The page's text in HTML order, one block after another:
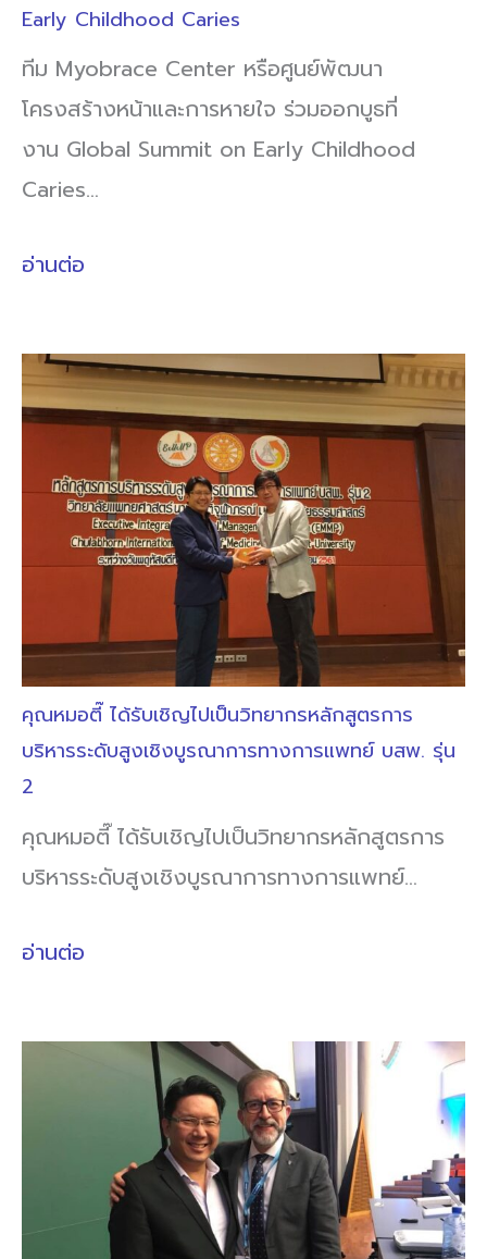
Early Childhood Caries
ทีม Myobrace Center หรือศูนย์พัฒนา
โครงสร้างหน้าและการหายใจ ร่วมออกบูธที่
งาน Global Summit on Early Childhood
Caries…
อ่านต่อ
คุณหมอตี๊ ได้รับเชิญไปเป็นวิทยากรหลักสูตรการ
บริหารระดับสูงเชิงบูรณาการทางการแพทย์ บสพ. รุ่น
2
คุณหมอตี๊ ได้รับเชิญไปเป็นวิทยากรหลักสูตรการ
บริหารระดับสูงเชิงบูรณาการทางการแพทย์…
อ่านต่อ